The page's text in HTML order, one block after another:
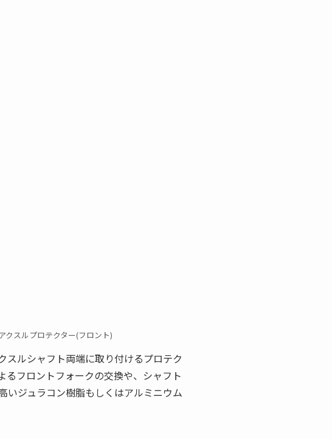
クスルプロテクター(フロント)
スルシャフト両端に取り付けるプロテク
フロントフォークの交換や、シャフト
ジュラコン樹脂もしくはアルミニウム